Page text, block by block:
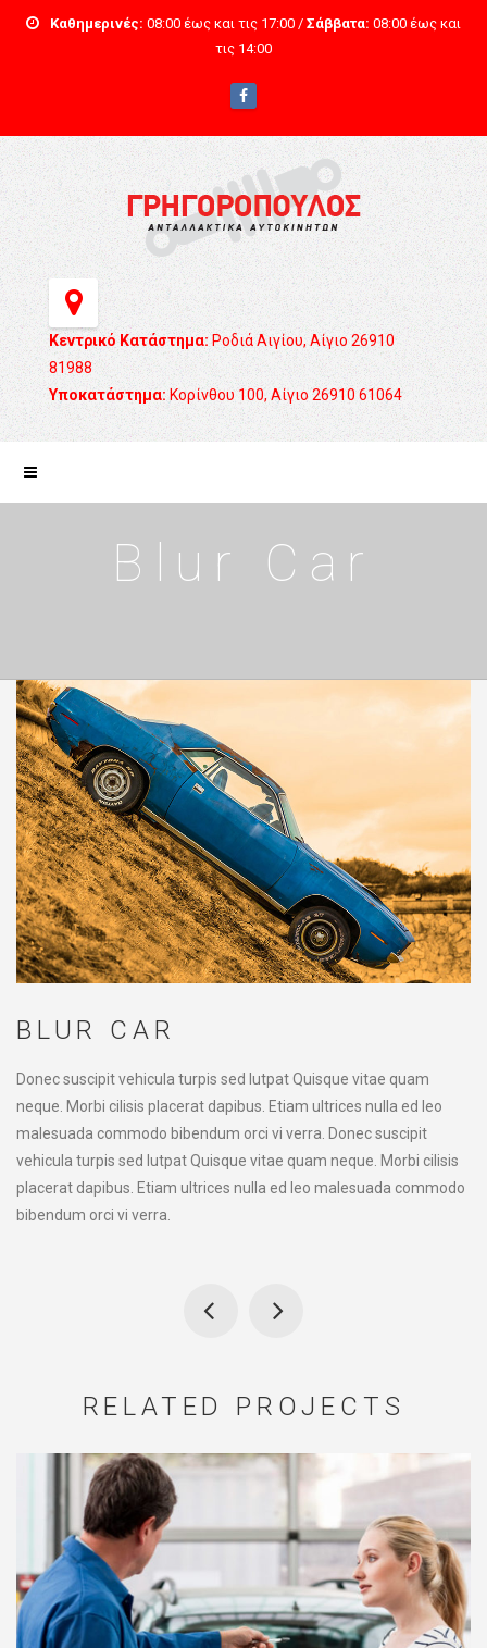
Καθημερινές: 08:00 έως και τις 17:00 / Σάββατα: 08:00 έως και
τις 14:00
Κεντρικό Κατάστημα: Ροδιά Αιγίου, Αίγιο 26910
81988
Υποκατάστημα: Κορίνθου 100, Αίγιο 26910 61064
Blur Car
BLUR CAR
Donec suscipit vehicula turpis sed lutpat Quisque vitae quam
neque. Morbi cilisis placerat dapibus. Etiam ultrices nulla ed leo
malesuada commodo bibendum orci vi verra. Donec suscipit
vehicula turpis sed lutpat Quisque vitae quam neque. Morbi cilisis
placerat dapibus. Etiam ultrices nulla ed leo malesuada commodo
bibendum orci vi verra.
RELATED PROJECTS